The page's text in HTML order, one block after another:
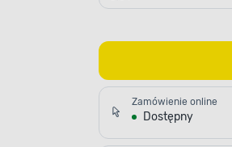
Zamówienie online
Dostępny